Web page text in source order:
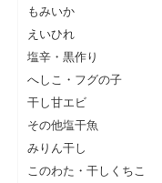
もみいか
えいひれ
塩辛・黒作り
へしこ・フグの子
干し甘エビ
その他塩干魚
みりん干し
このわた・干しくちこ